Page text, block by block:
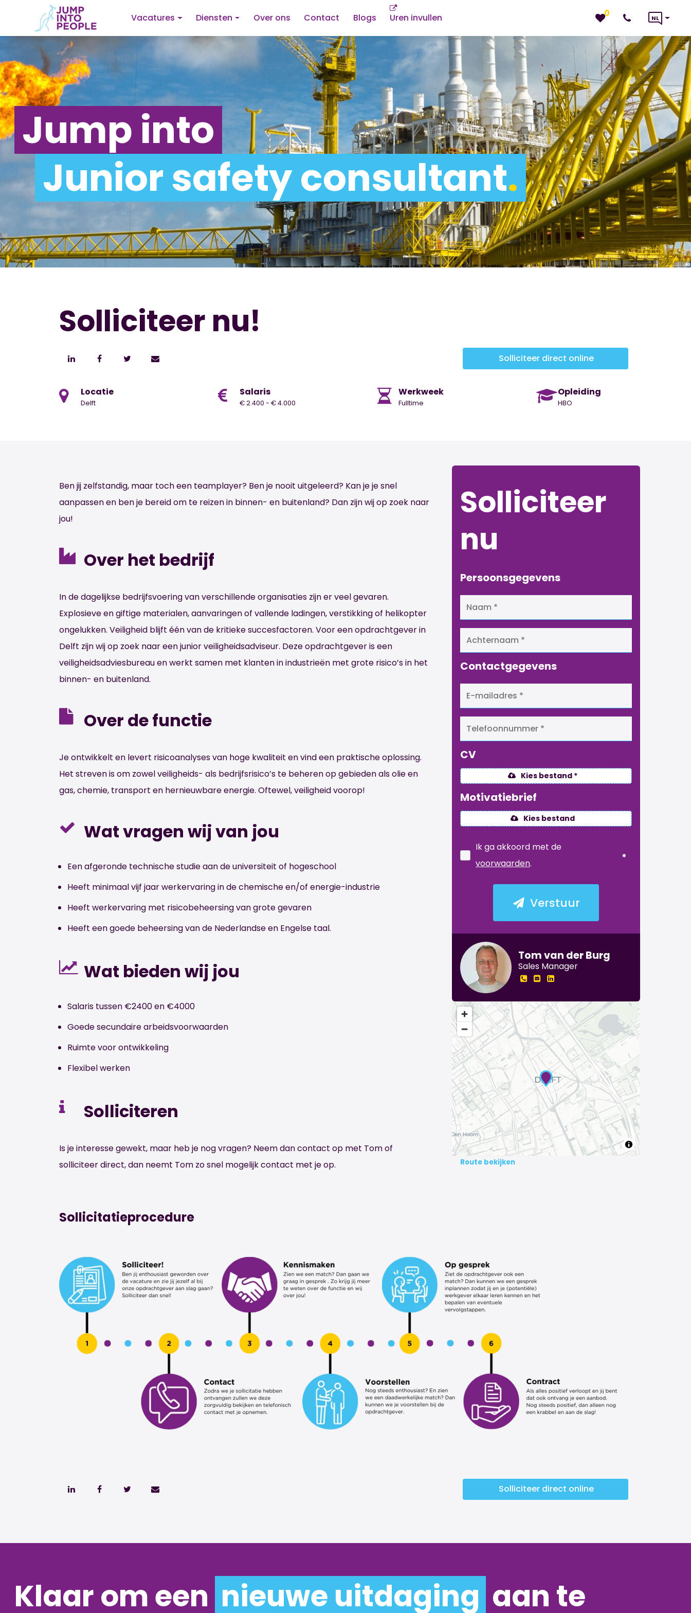
Vacatures Diensten Over ons Contact Blogs Uren invullen 0 NL
Jump into
Junior safety consultant.
Solliciteer nu!
Solliciteer direct online
Locatie
Delft
Salaris
€ 2.400 - € 4.000
Werkweek
Fulltime
Opleiding
HBO
Ben jij zelfstandig, maar toch een teamplayer? Ben je nooit uitgeleerd? Kan je je snel
aanpassen en ben je bereid om te reizen in binnen- en buitenland? Dan zijn wij op zoek naar
jou!
Over het bedrijf
In de dagelijkse bedrijfsvoering van verschillende organisaties zijn er veel gevaren.
Explosieve en giftige materialen, aanvaringen of vallende ladingen, verstikking of helikopter
ongelukken. Veiligheid blijft één van de kritieke succesfactoren. Voor een opdrachtgever in
Delft zijn wij op zoek naar een junior veiligheidsadviseur. Deze opdrachtgever is een
veiligheidsadviesbureau en werkt samen met klanten in industrieën met grote risico’s in het
binnen- en buitenland.
Over de functie
Je ontwikkelt en levert risicoanalyses van hoge kwaliteit en vind een praktische oplossing.
Het streven is om zowel veiligheids- als bedrijfsrisico’s te beheren op gebieden als olie en
gas, chemie, transport en hernieuwbare energie. Oftewel, veiligheid voorop!
Wat vragen wij van jou
Een afgeronde technische studie aan de universiteit of hogeschool
Heeft minimaal vijf jaar werkervaring in de chemische en/of energie-industrie
Heeft werkervaring met risicobeheersing van grote gevaren
Heeft een goede beheersing van de Nederlandse en Engelse taal.
Wat bieden wij jou
Salaris tussen €2400 en €4000
Goede secundaire arbeidsvoorwaarden
Ruimte voor ontwikkeling
Flexibel werken
Solliciteren
Is je interesse gewekt, maar heb je nog vragen? Neem dan contact op met Tom of
solliciteer direct, dan neemt Tom zo snel mogelijk contact met je op.
Tom van der Burg
Sales Manager
Solliciteer
nu
Persoonsgegevens
Contactgegevens
CV
Kies bestand *
Motivatiebrief
Kies bestand
Ik ga akkoord met de
voorwaarden.
Verstuur
Route bekijken
Sollicitatieprocedure
Solliciteer direct online
Klaar om een nieuwe uitdaging aan te